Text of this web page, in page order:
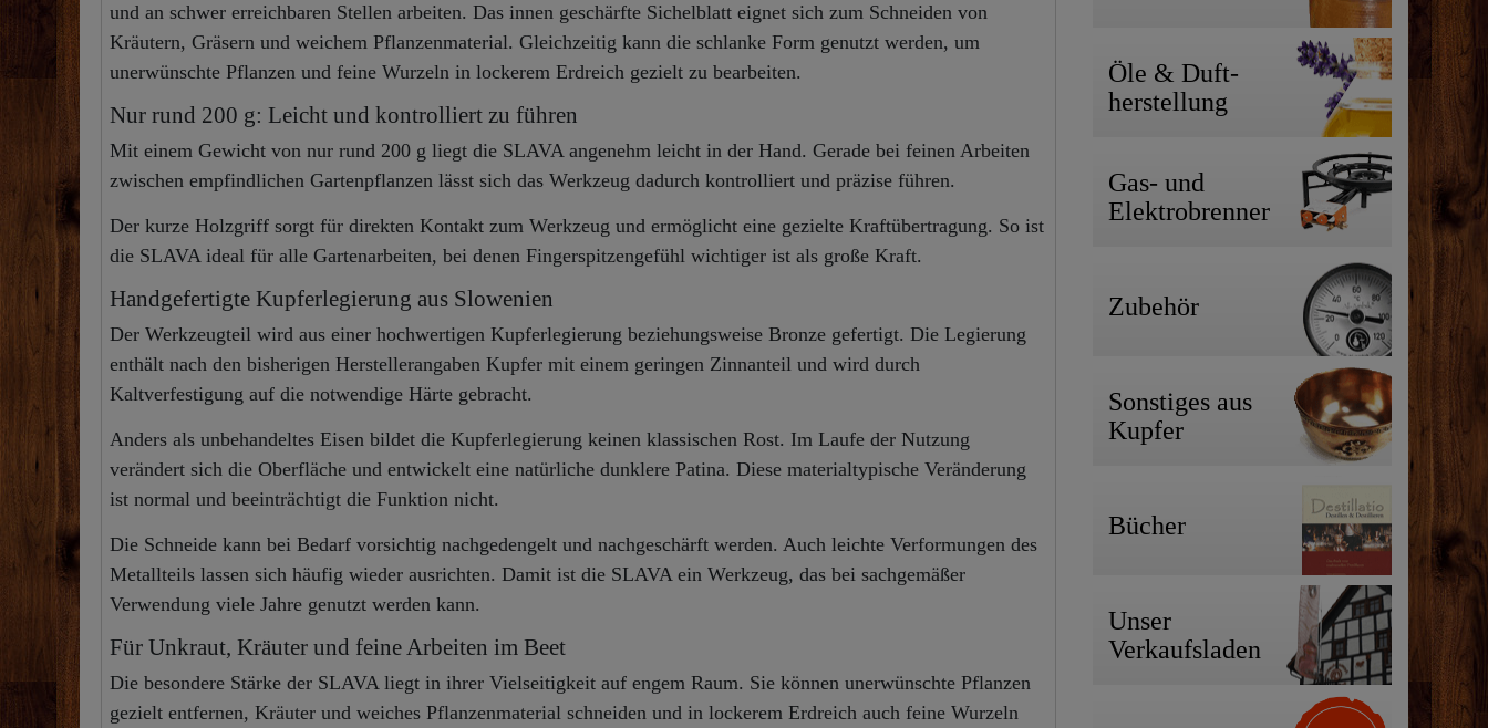
und an schwer erreichbaren Stellen arbeiten. Das innen geschärfte Sichelblatt eignet sich zum Schneiden von
Kräutern, Gräsern und weichem Pflanzenmaterial. Gleichzeitig kann die schlanke Form genutzt werden, um
unerwünschte Pflanzen und feine Wurzeln in lockerem Erdreich gezielt zu bearbeiten.
Nur rund 200 g: Leicht und kontrolliert zu führen
Mit einem Gewicht von nur rund 200 g liegt die SLAVA angenehm leicht in der Hand. Gerade bei feinen Arbeiten
zwischen empfindlichen Gartenpflanzen lässt sich das Werkzeug dadurch kontrolliert und präzise führen.
Der kurze Holzgriff sorgt für direkten Kontakt zum Werkzeug und ermöglicht eine gezielte Kraftübertragung. So ist
die SLAVA ideal für alle Gartenarbeiten, bei denen Fingerspitzengefühl wichtiger ist als große Kraft.
Handgefertigte Kupferlegierung aus Slowenien
Der Werkzeugteil wird aus einer hochwertigen Kupferlegierung beziehungsweise Bronze gefertigt. Die Legierung
enthält nach den bisherigen Herstellerangaben Kupfer mit einem geringen Zinnanteil und wird durch
Kaltverfestigung auf die notwendige Härte gebracht.
Anders als unbehandeltes Eisen bildet die Kupferlegierung keinen klassischen Rost. Im Laufe der Nutzung
verändert sich die Oberfläche und entwickelt eine natürliche dunklere Patina. Diese materialtypische Veränderung
ist normal und beeinträchtigt die Funktion nicht.
Die Schneide kann bei Bedarf vorsichtig nachgedengelt und nachgeschärft werden. Auch leichte Verformungen des
Metallteils lassen sich häufig wieder ausrichten. Damit ist die SLAVA ein Werkzeug, das bei sachgemäßer
Verwendung viele Jahre genutzt werden kann.
Für Unkraut, Kräuter und feine Arbeiten im Beet
Die besondere Stärke der SLAVA liegt in ihrer Vielseitigkeit auf engem Raum. Sie können unerwünschte Pflanzen
gezielt entfernen, Kräuter und weiches Pflanzenmaterial schneiden und in lockerem Erdreich auch feine Wurzeln
Öle & Duft-
herstellung
Gas- und
Elektrobrenner
Zubehör
Sonstiges aus
Kupfer
Bücher
Unser
Verkaufsladen